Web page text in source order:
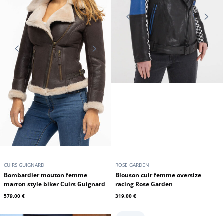
schott
425,00 €
AIR FORCE ONE
445,00 €
En stock